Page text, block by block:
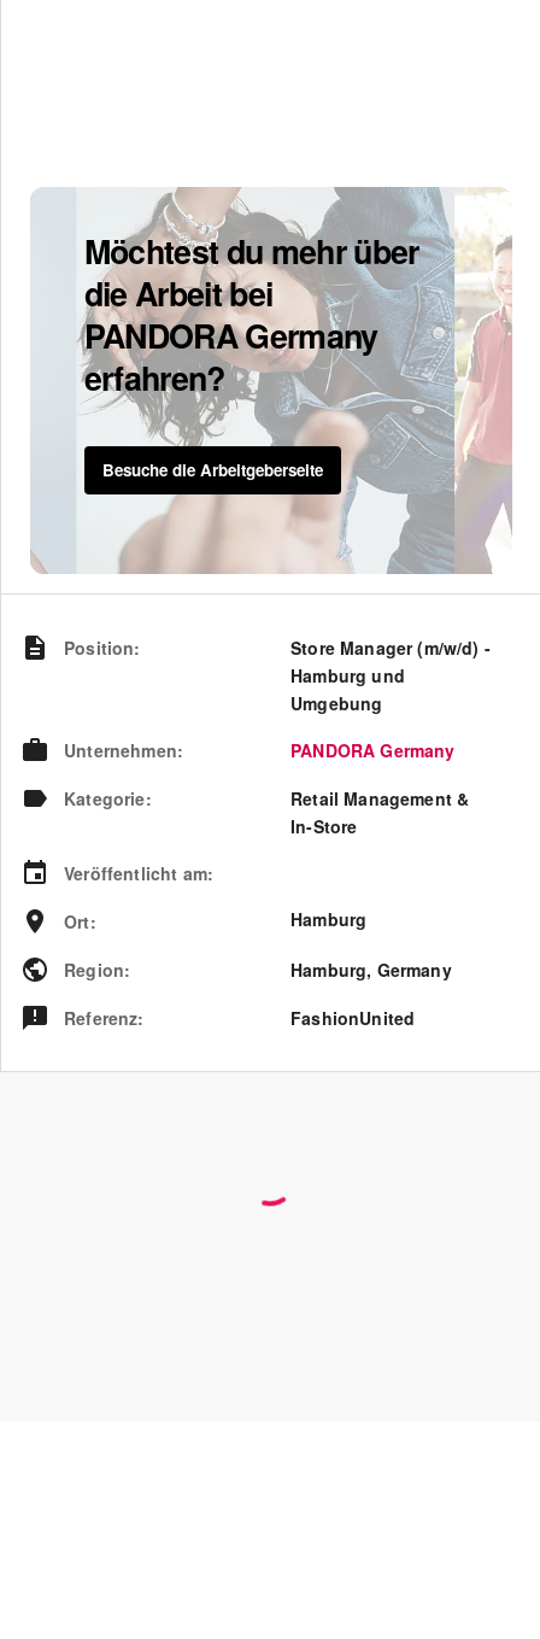
Möchtest du mehr über
die Arbeit bei
PANDORA Germany
erfahren?
Besuche die Arbeitgeberseite
Position:
Store Manager (m/w/d) -
Hamburg und
Umgebung
Unternehmen:
PANDORA Germany
Kategorie:
Retail Management &
In-Store
Veröffentlicht am:
Ort: Hamburg
Region: Hamburg, Germany
Referenz: FashionUnited